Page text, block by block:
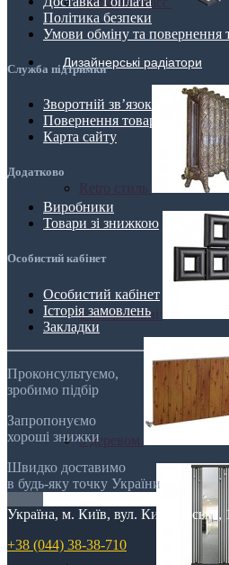
Дизайнерські радіатори
Ексклюзивні
З деревом
Політика безпеки
Умови обміну та повернення
Служба підтримки
Зворотній зв’язок
Повернення товару
Карта сайту
Додатково
Виробники
Товари зі знижкою
Особистий кабінет
Особистий кабінет
Історія замовлень
Закладки
Проконсультуємо,
зробимо підбір
Запропонуємо
хороші знижки
Швидко доставимо
в будь-яку точку України
Україна, м. Київ, вул. Кирилівська,
+38 (044) 38-38-710